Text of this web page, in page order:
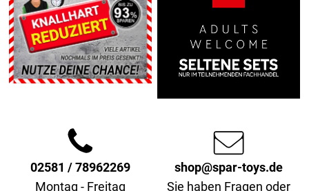
02581 / 78962269
Montag - Freitag
shop@spar-toys.de
Sie haben Fragen oder